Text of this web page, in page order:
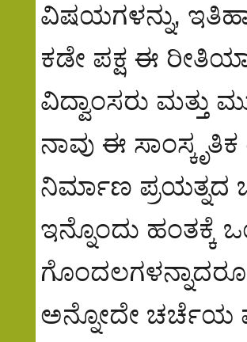
ವಿಷಯಗಳನ್ನು,
ಕಡೇ ಪಕ್ಷ ಈ
ವಿದ್ವಾಂಸರು ಮತ್ತು
ನಾವು ಈ
ನಿರ್ಮಾಣ ಪ್ರಯತ್ನದ
ಇನ್ನೊಂದು ಹಂತಕ್ಕೆ
ಅನ್ನೋದೇ ಚರ್ಚೆಯ